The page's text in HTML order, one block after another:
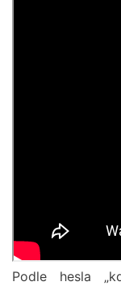
Podle hesla